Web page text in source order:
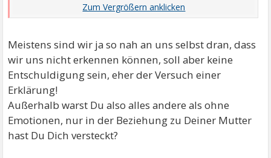
brave Sohn der für seine Mutter da ist. Meine
Emotionen habe ich weiterhin hinter einer Mauer
konnte. Ich war mit 14 Jahen unfähig, eine
Gefühlsregung zu empfinden.
Meistens sind wir ja so nah an uns selbst dran, dass
wir uns nicht erkennen können, soll aber keine
Entschuldigung sein, eher der Versuch einer
Erklärung!
Außerhalb warst Du also alles andere als ohne
Emotionen, nur in der Beziehung zu Deiner Mutter
hast Du Dich versteckt?